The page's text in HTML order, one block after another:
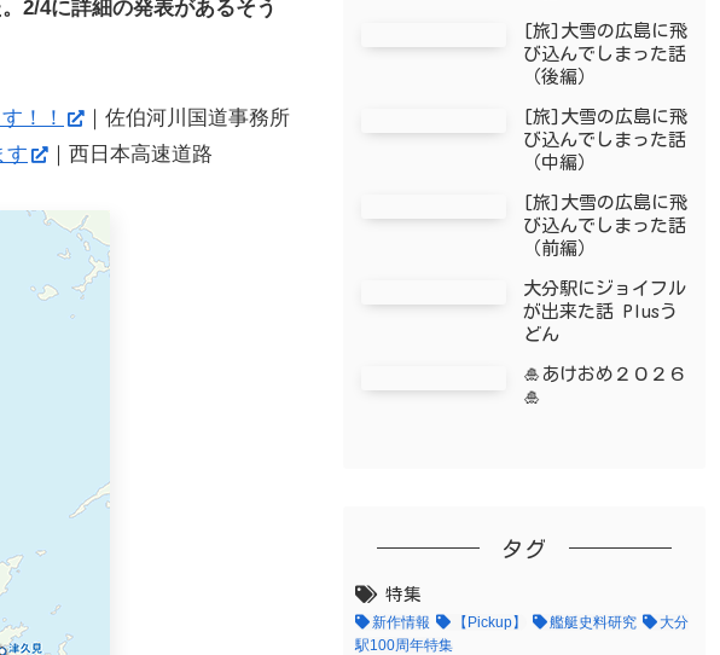
2/4に詳細の発表があるそう
！！
｜佐伯河川国道事務所
す
｜西日本高速道路
[旅]大雪の広島に飛
び込んでしまった話
（後編）
[旅]大雪の広島に飛
び込んでしまった話
（中編）
[旅]大雪の広島に飛
び込んでしまった話
（前編）
大分駅にジョイフル
が出来た話 Plusう
どん
🎍あけおめ２０２６
🎍
タグ
特集
新作情報 【Pickup】 艦艇史料研究
大分
駅100周年特集